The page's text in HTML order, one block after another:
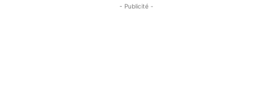
- Publicité -